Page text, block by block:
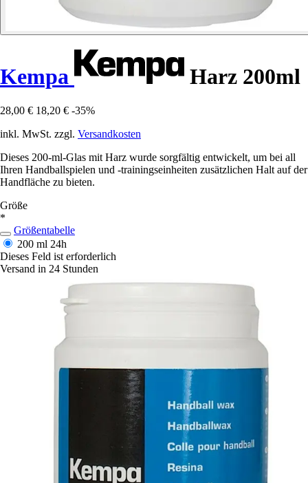
Kempa Harz 200ml
28,00 € 18,20 € -35%
inkl. MwSt. zzgl. Versandkosten
Dieses 200-ml-Glas mit Harz wurde sorgfältig entwickelt, um bei all
Ihren Handballspielen und -trainingseinheiten zusätzlichen Halt auf der
Handfläche zu bieten.
Größe
*
Größentabelle
200 ml 24h
Dieses Feld ist erforderlich
Versand in 24 Stunden